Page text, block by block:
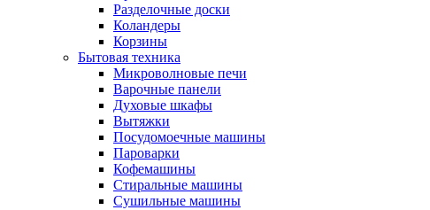
Разделочные доски
Коландеры
Корзины
Бытовая техника
Микроволновые печи
Варочные панели
Духовые шкафы
Вытяжки
Посудомоечные машины
Пароварки
Кофемашины
Стиральные машины
Сушильные машины